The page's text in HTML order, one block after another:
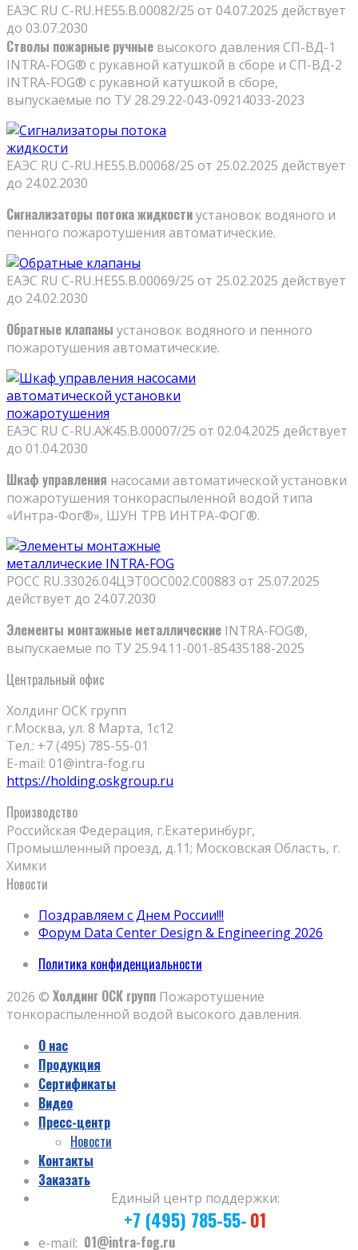
ЕАЭС RU C-RU.HE55.B.00082/25 от 04.07.2025 действует
до 03.07.2030
Стволы пожарные ручные высокого давления СП-ВД-1
INTRA-FOG® с рукавной катушкой в сборе и СП-ВД-2
INTRA-FOG® с рукавной катушкой в сборе,
выпускаемые по ТУ 28.29.22-043-09214033-2023
ЕАЭС RU C-RU.НE55.B.00068/25 от 25.02.2025 действует
до 24.02.2030
Сигнализаторы потока жидкостиустановок водяного и
пенного пожаротушения автоматические.
ЕАЭС RU C-RU.НЕ55.В.00069/25 от 25.02.2025 действует
до 24.02.2030
Обратные клапаны установок водяного и пенного
пожаротушения автоматические.
ЕАЭС RU С-RU.АЖ45.В.00007/25 от 02.04.2025 действует
до 01.04.2030
Шкаф управления насосами автоматической установки
пожаротушения тонкораспыленной водой типа
«Интра-Фог®», ШУН ТРВ ИНТРА-ФОГ®.
РОСС RU.33026.04ЦЭТ0ОС002.С00883 от 25.07.2025
действует до 24.07.2030
Элементы монтажные металлические INTRA-FOG®,
выпускаемые по ТУ 25.94.11-001-85435188-2025
Центральный офис
Холдинг ОСК групп
г.Москва, ул. 8 Марта, 1с12
Тел.: +7 (495) 785-55-01
E-mail: 01@intra-fog.ru
https://holding.oskgroup.ru
Производство
Российская Федерация, г.Екатеринбург,
Промышленный проезд, д.11; Московская Область, г.
Химки
Новости
Поздравляем с Днем России!!!
Форум Data Center Design & Engineering 2026
Политика конфиденциальности
2026 © Холдинг ОСК групп Пожаротушение
тонкораспыленной водой высокого давления.
О нас
Продукция
Сертификаты
Видео
Пресс-центр
Новости
Контакты
Заказать
Единый центр поддержки:
+7 (495) 785-55-01
e-mail: 01@intra-fog.ru